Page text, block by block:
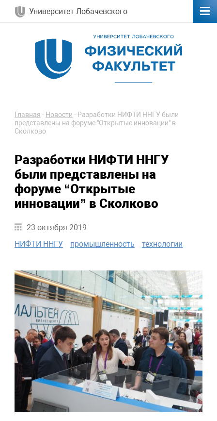
Университет Лобачевского
Главная - Новости - Разработки НИФТИ ННГУ были
представлены на форуме "Открытые инновации" в
Сколково
Разработки НИФТИ ННГУ
были представлены на
форуме “Открытые
инновации” в Сколково
23 октября 2019
НИФТИ ННГУ
промышленность технологии